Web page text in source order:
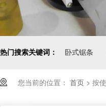
热门搜索关键词： 卧式锯条
您当前的位置： 首页 > 按